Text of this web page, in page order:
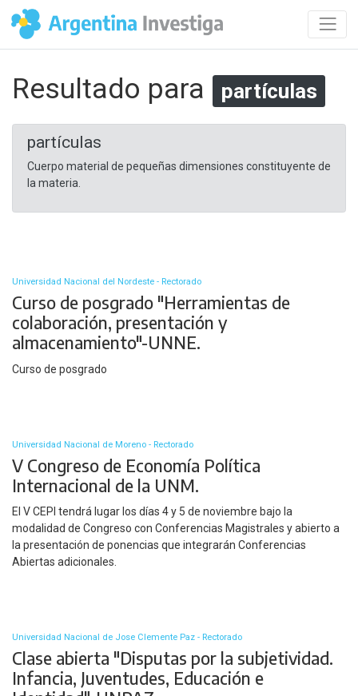
Resultado para partículas
partículas
Cuerpo material de pequeñas dimensiones constituyente de
la materia.
Universidad Nacional del Nordeste - Rectorado
Curso de posgrado "Herramientas de
colaboración, presentación y
almacenamiento"-UNNE.
Curso de posgrado
Universidad Nacional de Moreno - Rectorado
V Congreso de Economía Política
Internacional de la UNM.
El V CEPI tendrá lugar los días 4 y 5 de noviembre bajo la
modalidad de Congreso con Conferencias Magistrales y abierto a
la presentación de ponencias que integrarán Conferencias
Abiertas adicionales.
Universidad Nacional de Jose Clemente Paz - Rectorado
Clase abierta "Disputas por la subjetividad.
Infancia, Juventudes, Educación e